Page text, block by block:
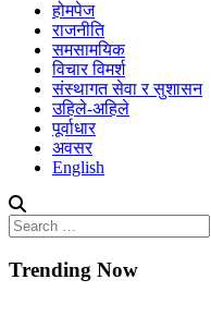
होमपेज
राजनीति
समसामयिक
विचार विमर्श
संस्थागत सेवा र सुशासन
उहिले-अहिले
पूर्वाधार
अवसर
English
Search
for:
Trending Now